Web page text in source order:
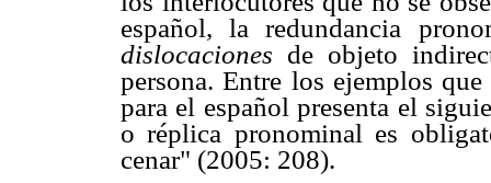
español, la redundancia
dislocaciones de objeto
persona. Entre los ejemplos
para el español presenta el
o réplica pronominal es
cenar" (2005: 208).